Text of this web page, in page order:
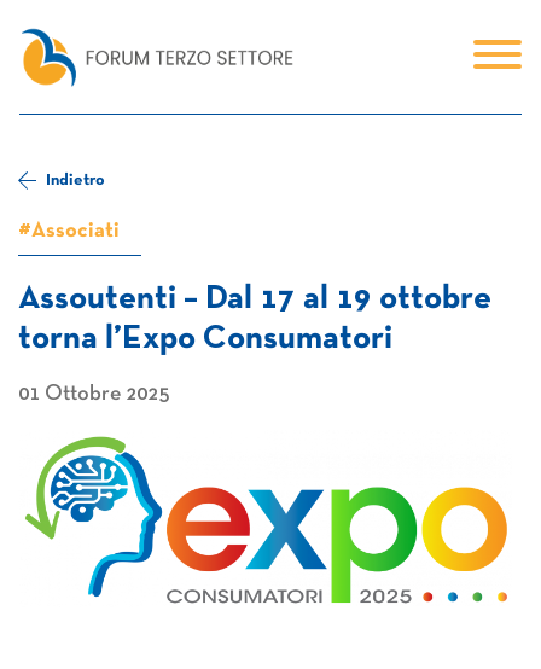
Indietro
#Associati
Assoutenti – Dal 17 al 19 ottobre
torna l’Expo Consumatori
01 Ottobre 2025